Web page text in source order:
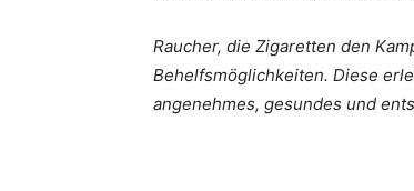
Raucher, die Zigaretten den
Behelfsmöglichkeiten. Diese
angenehmes, gesundes und